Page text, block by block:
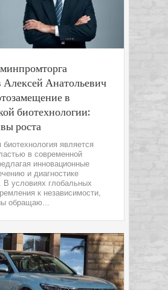
Алексей Анатольевич
в
биотехнологии:
роста
является
в современной
инновационные
и диагностике
В условиях глобальных
к независимости,
обращаю...